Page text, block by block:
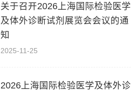
关于召开2026上海国际检验医学
及体外诊断试剂展览会会议的通
知
2025-11-25
2026上海国际检验医学及体外诊